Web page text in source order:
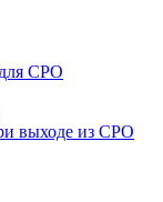
СРО
выходе из СРО